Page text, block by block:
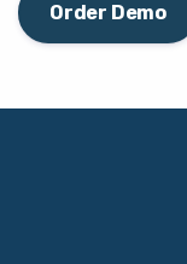
Order Demo